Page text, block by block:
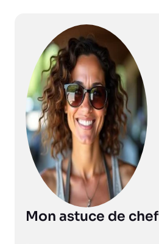
Mon astuce de chef